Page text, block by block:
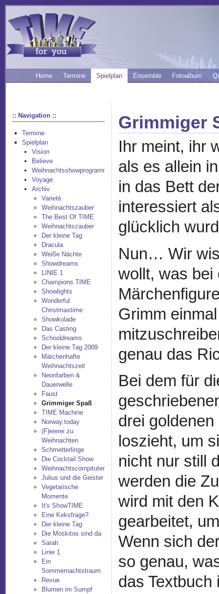
Home Termine Spielplan Ensemble Fotoalbum
:: Navigation ::
Termine
Spielplan
Vision
Believe
Weihnachtsshowprogramm
Voyage
Archiv
Varieté
Weihnachtszauber
The Best Of TIME
Weihnachtszauber
Der kleine Tag
Dracula
Weiße Nächte
Showdreams
LINIE 1
Champions TIME
Showlights
Wonderful
Christmastime
Showkolade
Das Casting
Schooldreams
Der kleine Tag 2009
Märchenhafte
Weihnachtszeit
Neonfarben &
Dauerwelle
Faust
Grimmiger Spaß
TIME Machine
Norway.today
(F)eierei zu
Weihnachten
Schmetterlinge
Die Cocktail Show
Weihnachtscompituter
Julius und die Geister
Vegetarische
Momente
It's ShowTIME
Eine Keksfrage?
Der kleine Tag
Die Moskitos sind da
Sarah
Linie 1
Ein
Sommernachtstraum
Revue
Blumen im Sumpf
Grimmiger
Ihr meint, ihr
als es allein
in das Bett
interessiert
glücklich
Nun… Wir
wollt, was bei
Grimm
genau das
Bei dem für
drei
loszieht, um
nicht nur still
werden die
wird mit den
gearbeitet,
Wenn sich
so genau,
das